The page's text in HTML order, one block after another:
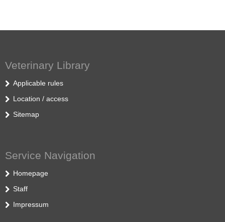
Veterinary Library
Applicable rules
Location / access
Sitemap
Service Navigation
Homepage
Staff
Impressum